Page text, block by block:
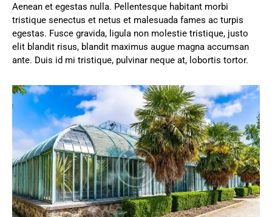
Aenean et egestas nulla. Pellentesque habitant morbi
tristique senectus et netus et malesuada fames ac turpis
egestas. Fusce gravida, ligula non molestie tristique, justo
elit blandit risus, blandit maximus augue magna accumsan
ante. Duis id mi tristique, pulvinar neque at, lobortis tortor.